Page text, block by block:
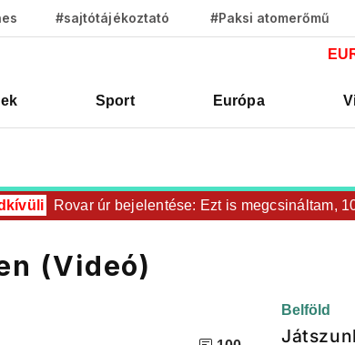
#sajtótájékoztató #Paksi atomerőmű
Sport Európa
Rovar úr bejelentése: Ezt is megcsináltam, 10
(Videó)
Belföld